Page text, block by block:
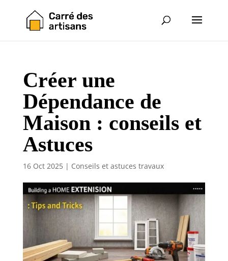
Créer une
Dépendance de
Maison : conseils et
Astuces
16 Oct 2025| Conseils et astuces travaux